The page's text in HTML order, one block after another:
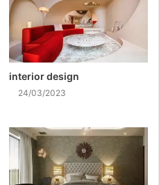
interior design
24/03/2023